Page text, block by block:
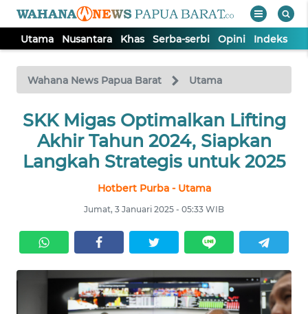
Utama Nusantara Khas Serba-serbi Opini Indeks
Wahana News Papua Barat Utama
SKK Migas Optimalkan Lifting
Akhir Tahun 2024, Siapkan
Langkah Strategis untuk 2025
Hotbert Purba - Utama
Jumat, 3 Januari 2025 - 05:33 WIB
TV
Tutup
UTAMA
NUSANTARA
SERBA-
SERBI